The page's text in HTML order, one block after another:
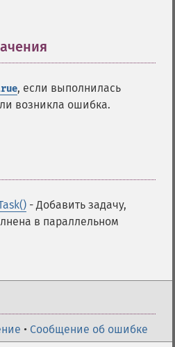
, если выполнилась
возникла ошибка.
- Добавить задачу,
в параллельном
• Сообщение об ошибке